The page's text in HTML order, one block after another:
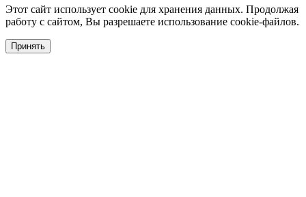
Этот сайт использует cookie для хранения данных. Продолжая
работу с сайтом, Вы разрешаете использование cookie-файлов.
Принять